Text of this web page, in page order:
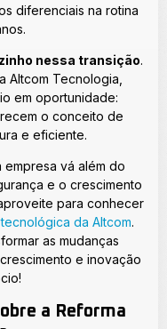
diferenciais na rotina
nessa transição.
Altcom Tecnologia,
em oportunidade:
o conceito de
e eficiente.
vá além do
e o crescimento
para conhecer
da Altcom.
as mudanças
e inovação
a Reforma